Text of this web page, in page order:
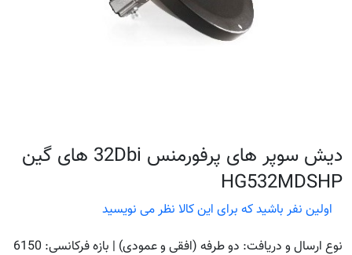
دیش سوپر های پرفورمنس 32Dbi های گین
HG532MDSHP
اولین نفر باشید که برای این کالا نظر می نویسید